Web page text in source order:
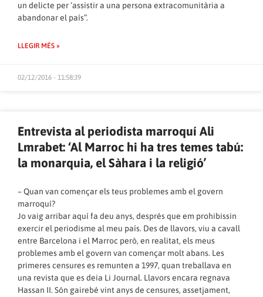
un delicte per ‘assistir a una persona extracomunitària a
abandonar el país”.
LLEGIR MÉS »
02/12/2016 - 11:58:39
Entrevista al periodista marroquí Ali
Lmrabet: ‘Al Marroc hi ha tres temes tabú:
la monarquia, el Sàhara i la religió’
– Quan van començar els teus problemes amb el govern
marroquí?
Jo vaig arribar aquí fa deu anys, després que em prohibissin
exercir el periodisme al meu país. Des de llavors, viu a cavall
entre Barcelona i el Marroc però, en realitat, els meus
problemes amb el govern van començar molt abans. Les
primeres censures es remunten a 1997, quan treballava en
una revista que es deia Li Journal. Llavors encara regnava
Hassan II. Són gairebé vint anys de censures, assetjament,